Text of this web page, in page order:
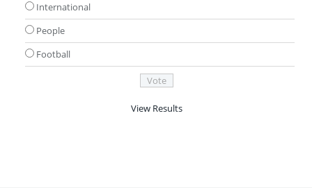
International
People
Football
View Results